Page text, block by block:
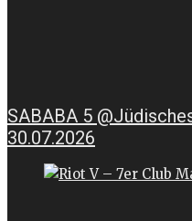
SABABA 5
30.07.2026